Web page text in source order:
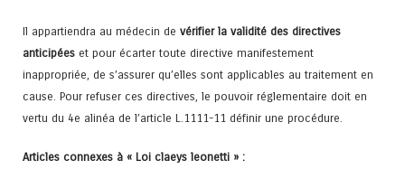
Il appartiendra au médecin de vérifier la validité des directives
anticipées et pour écarter toute directive manifestement
inappropriée, de s’assurer qu’elles sont applicables au traitement en
cause. Pour refuser ces directives, le pouvoir réglementaire doit en
vertu du 4e alinéa de l’article L.1111-11 définir une procédure.
Articles connexes à « Loi claeys leonetti » :